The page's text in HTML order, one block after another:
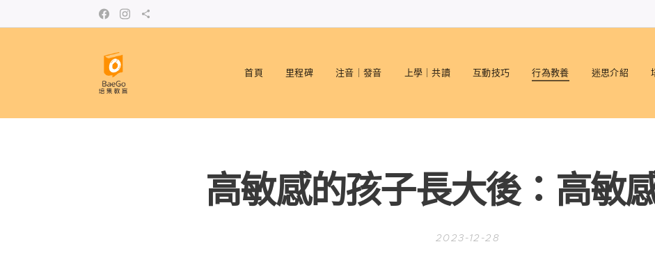
首頁 里程碑 注音｜發音 上學｜共讀 互動技巧 行為教養 迷思介紹
高敏感的孩子長大後：高敏
2023-12-28